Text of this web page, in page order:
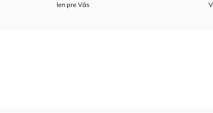
len pre Vás